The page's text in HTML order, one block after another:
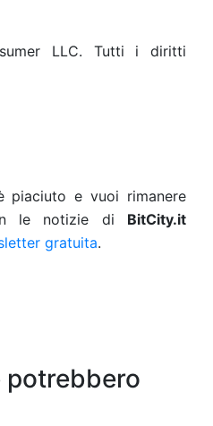
LLC. Tutti i diritti
piaciuto e vuoi rimanere
le notizie di BitCity.it
gratuita.
potrebbero